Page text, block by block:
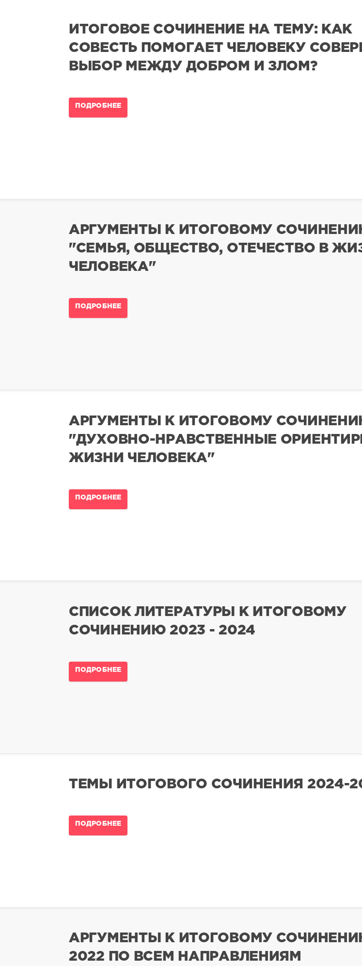
ИТОГОВОЕ СОЧИНЕНИЕ НА ТЕМУ: КАК
СОВЕСТЬ ПОМОГАЕТ ЧЕЛОВЕКУ
ВЫБОР МЕЖДУ ДОБРОМ И ЗЛОМ?
ПОДРОБНЕЕ
АРГУМЕНТЫ К ИТОГОВОМУ
"СЕМЬЯ, ОБЩЕСТВО, ОТЕЧЕСТВО В
ЧЕЛОВЕКА"
ПОДРОБНЕЕ
АРГУМЕНТЫ К ИТОГОВОМУ
"ДУХОВНО-НРАВСТВЕННЫЕ
ЖИЗНИ ЧЕЛОВЕКА"
ПОДРОБНЕЕ
СПИСОК ЛИТЕРАТУРЫ К ИТОГОВОМУ
СОЧИНЕНИЮ 2023 - 2024
ПОДРОБНЕЕ
ТЕМЫ ИТОГОВОГО СОЧИНЕНИЯ 2024-
ПОДРОБНЕЕ
АРГУМЕНТЫ К ИТОГОВОМУ
2022 ПО ВСЕМ НАПРАВЛЕНИЯМ